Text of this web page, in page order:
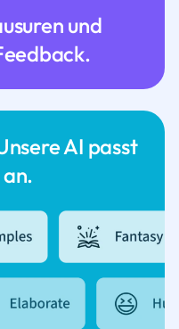
AI passt
und